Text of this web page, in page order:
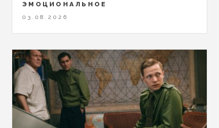
ЭМОЦИОНАЛЬНОЕ
03.08.2026